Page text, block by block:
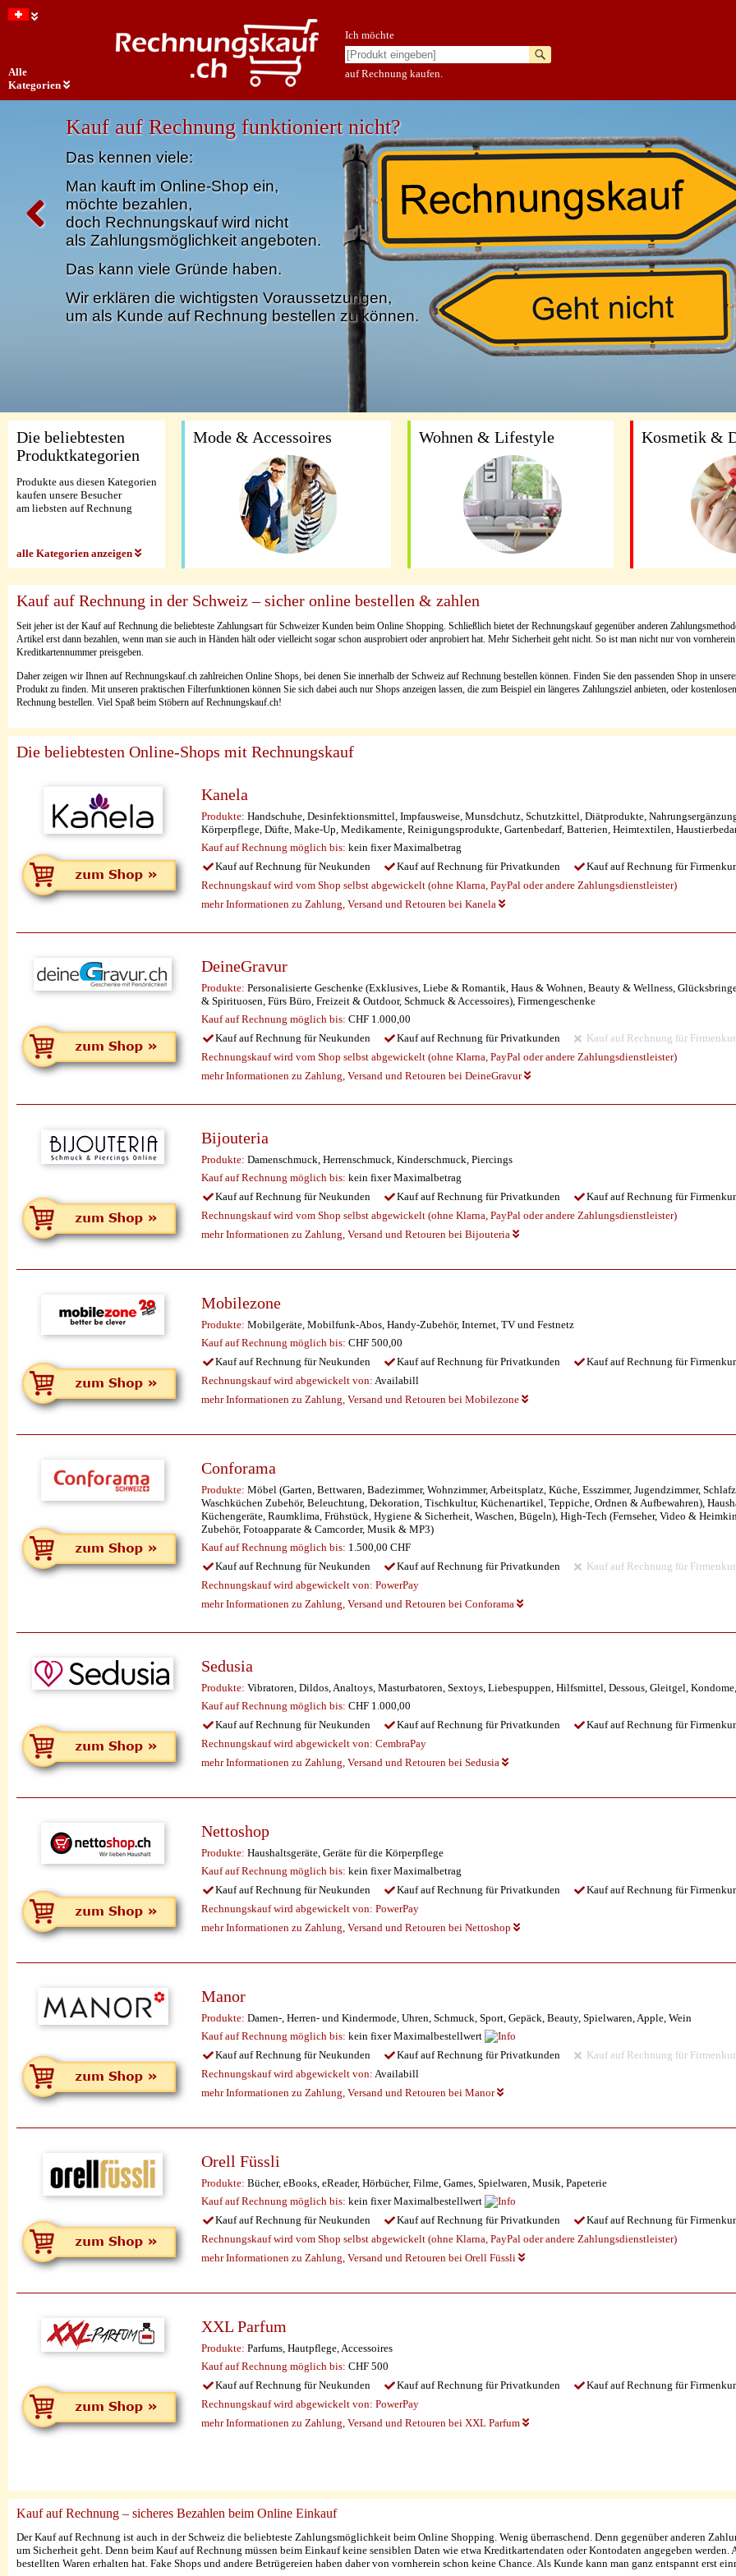
Alle
Kategorien
Ich möchte
auf Rechnung kaufen.
Kauf auf Rechnung funktioniert nicht?
Das kennen viele:
Man kauft im Online-Shop ein,
möchte bezahlen,
doch Rechnungskauf wird nicht
als Zahlungsmöglichkeit angeboten.
Das kann viele Gründe haben.
Wir erklären die wichtigsten Voraussetzungen,
um als Kunde auf Rechnung bestellen zu können.
Die beliebtesten
Produktkategorien
Produkte aus diesen Kategorien
kaufen unsere Besucher
am liebsten auf Rechnung
alle Kategorien anzeigen
Mode & Accessoires Wohnen & Lifestyle Kosmetik &
Kauf auf Rechnung in der Schweiz – sicher online bestellen & zahlen
Seit jeher ist der Kauf auf Rechnung die beliebteste Zahlungsart für Schweizer Kunden beim Online Shopping. Schließlich bietet der Rechnungskauf gegenüber anderen
Artikel erst dann bezahlen, wenn man sie auch in Händen hält oder vielleicht sogar schon ausprobiert oder anprobiert hat. Mehr Sicherheit geht nicht. So ist man nicht nur von
Kreditkartennummer preisgeben.
Daher zeigen wir Ihnen auf Rechnungskauf.ch zahlreichen Online Shops, bei denen Sie innerhalb der Schweiz auf Rechnung bestellen können. Finden Sie den passenden Shop in
Produkt zu finden. Mit unseren praktischen Filterfunktionen können Sie sich dabei auch nur Shops anzeigen lassen, die zum Beispiel ein längeres Zahlungsziel anbieten, oder
Rechnung bestellen. Viel Spaß beim Stöbern auf Rechnungskauf.ch!
Die beliebtesten Online-Shops mit Rechnungskauf
Kanela
Produkte: Handschuhe, Desinfektionsmittel, Impfausweise, Munsdchutz, Schutzkittel, Diätprodukte,
Körperpflege, Düfte, Make-Up, Medikamente, Reinigungsprodukte, Gartenbedarf, Batterien, Heimtextilen,
Kauf auf Rechnung möglich bis: kein fixer Maximalbetrag
Kauf auf Rechnung für Neukunden
Kauf auf Rechnung für Privatkunden
Kauf auf Rechnung für
Rechnungskauf wird vom Shop selbst abgewickelt (ohne Klarna, PayPal oder andere Zahlungsdienstleister)
mehr Informationen zu Zahlung, Versand und Retouren bei Kanela
DeineGravur
Produkte: Personalisierte Geschenke (Exklusives, Liebe & Romantik, Haus & Wohnen, Beauty & Wellness,
& Spirituosen, Fürs Büro, Freizeit & Outdoor, Schmuck & Accessoires), Firmengeschenke
Kauf auf Rechnung möglich bis: CHF 1.000,00
Kauf auf Rechnung für Neukunden
Kauf auf Rechnung für Privatkunden
Kauf auf Rechnung für
Rechnungskauf wird vom Shop selbst abgewickelt (ohne Klarna, PayPal oder andere Zahlungsdienstleister)
mehr Informationen zu Zahlung, Versand und Retouren bei DeineGravur
Bijouteria
Produkte: Damenschmuck, Herrenschmuck, Kinderschmuck, Piercings
Kauf auf Rechnung möglich bis: kein fixer Maximalbetrag
Kauf auf Rechnung für Neukunden
Kauf auf Rechnung für Privatkunden
Kauf auf Rechnung für
Rechnungskauf wird vom Shop selbst abgewickelt (ohne Klarna, PayPal oder andere Zahlungsdienstleister)
mehr Informationen zu Zahlung, Versand und Retouren bei Bijouteria
Mobilezone
Produkte: Mobilgeräte, Mobilfunk-Abos, Handy-Zubehör, Internet, TV und Festnetz
Kauf auf Rechnung möglich bis: CHF 500,00
Kauf auf Rechnung für Neukunden
Kauf auf Rechnung für Privatkunden
Kauf auf Rechnung für
Rechnungskauf wird abgewickelt von: Availabill
mehr Informationen zu Zahlung, Versand und Retouren bei Mobilezone
Conforama
Produkte: Möbel (Garten, Bettwaren, Badezimmer, Wohnzimmer, Arbeitsplatz, Küche, Esszimmer, Jugendzimmer,
Waschküchen Zubehör, Beleuchtung, Dekoration, Tischkultur, Küchenartikel, Teppiche, Ordnen & Aufbewahren),
Küchengeräte, Raumklima, Frühstück, Hygiene & Sicherheit, Waschen, Bügeln), High-Tech (Fernseher, Video &
Zubehör, Fotoapparate & Camcorder, Musik & MP3)
Kauf auf Rechnung möglich bis: 1.500,00 CHF
Kauf auf Rechnung für Neukunden
Kauf auf Rechnung für Privatkunden
Kauf auf Rechnung für
Rechnungskauf wird abgewickelt von: PowerPay
mehr Informationen zu Zahlung, Versand und Retouren bei Conforama
Sedusia
Produkte: Vibratoren, Dildos, Analtoys, Masturbatoren, Sextoys, Liebespuppen, Hilfsmittel, Dessous, Gleitgel,
Kauf auf Rechnung möglich bis: CHF 1.000,00
Kauf auf Rechnung für Neukunden
Kauf auf Rechnung für Privatkunden
Kauf auf Rechnung für
Rechnungskauf wird abgewickelt von: CembraPay
mehr Informationen zu Zahlung, Versand und Retouren bei Sedusia
Nettoshop
Produkte: Haushaltsgeräte, Geräte für die Körperpflege
Kauf auf Rechnung möglich bis: kein fixer Maximalbetrag
Kauf auf Rechnung für Neukunden
Kauf auf Rechnung für Privatkunden
Kauf auf Rechnung für
Rechnungskauf wird abgewickelt von: PowerPay
mehr Informationen zu Zahlung, Versand und Retouren bei Nettoshop
Manor
Produkte: Damen-, Herren- und Kindermode, Uhren, Schmuck, Sport, Gepäck, Beauty, Spielwaren, Apple, Wein
Kauf auf Rechnung möglich bis: kein fixer Maximalbestellwert
Kauf auf Rechnung für Neukunden
Kauf auf Rechnung für Privatkunden
Kauf auf Rechnung für
Rechnungskauf wird abgewickelt von: Availabill
mehr Informationen zu Zahlung, Versand und Retouren bei Manor
Orell Füssli
Produkte: Bücher, eBooks, eReader, Hörbücher, Filme, Games, Spielwaren, Musik, Papeterie
Kauf auf Rechnung möglich bis: kein fixer Maximalbestellwert
Kauf auf Rechnung für Neukunden
Kauf auf Rechnung für Privatkunden
Kauf auf Rechnung für
Rechnungskauf wird vom Shop selbst abgewickelt (ohne Klarna, PayPal oder andere Zahlungsdienstleister)
mehr Informationen zu Zahlung, Versand und Retouren bei Orell Füssli
XXL Parfum
Produkte: Parfums, Hautpflege, Accessoires
Kauf auf Rechnung möglich bis: CHF 500
Kauf auf Rechnung für Neukunden
Kauf auf Rechnung für Privatkunden
Kauf auf Rechnung für
Rechnungskauf wird abgewickelt von: PowerPay
mehr Informationen zu Zahlung, Versand und Retouren bei XXL Parfum
Kauf auf Rechnung – sicheres Bezahlen beim Online Einkauf
Der Kauf auf Rechnung ist auch in der Schweiz die beliebteste Zahlungsmöglichkeit beim Online Shopping. Wenig überraschend. Denn gegenüber anderen
um Sicherheit geht. Denn beim Kauf auf Rechnung müssen beim Einkauf keine sensiblen Daten wie etwa Kreditkartendaten oder Kontodaten angegeben
bestellten Waren erhalten hat. Fake Shops und andere Betrügereien haben daher von vornherein schon keine Chance. Als Kunde kann man ganz entspannt erst